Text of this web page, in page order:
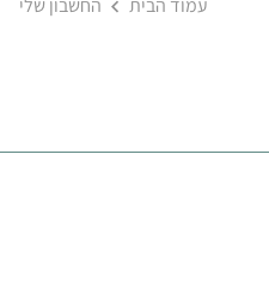
עמוד הבית החשבון שלי